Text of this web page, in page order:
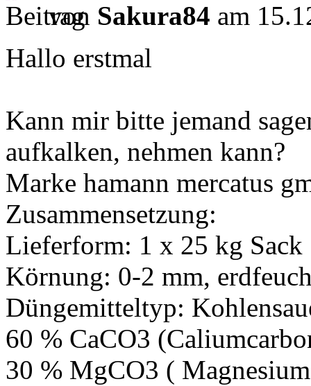
von Sakura84 am
Hallo erstmal
Kann mir bitte jemand
aufkalken, nehmen kann?
Marke hamann mercatus
Zusammensetzung:
Lieferform: 1 x 25 kg Sack
Körnung: 0-2 mm,
Düngemitteltyp:
60 % CaCO3
30 % MgCO3 (